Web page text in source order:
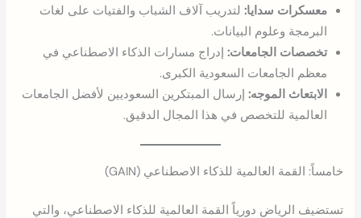
معسكرات سدايا: لتدريب آلاف الشباب والفتيات على لغات
البرمجة وعلوم البيانات.
تخصصات الجامعات: إدراج مسارات الذكاء الاصطناعي في
معظم الجامعات السعودية الكبرى.
الابتعاث الموجه: إرسال المبتكرين السعوديين لأفضل الجامعات
العالمية للتخصص في هذا المجال الدقيق.
خامساً: القمة العالمية للذكاء الاصطناعي (GAIN)
تستضيف الرياض دورياً القمة العالمية للذكاء الاصطناعي، والتي